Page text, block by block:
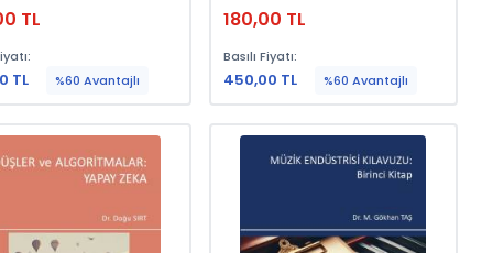
TL
TL %60 Avantajlı
180,00 TL
Basılı Fiyatı:
450,00 TL %60 Avantajlı